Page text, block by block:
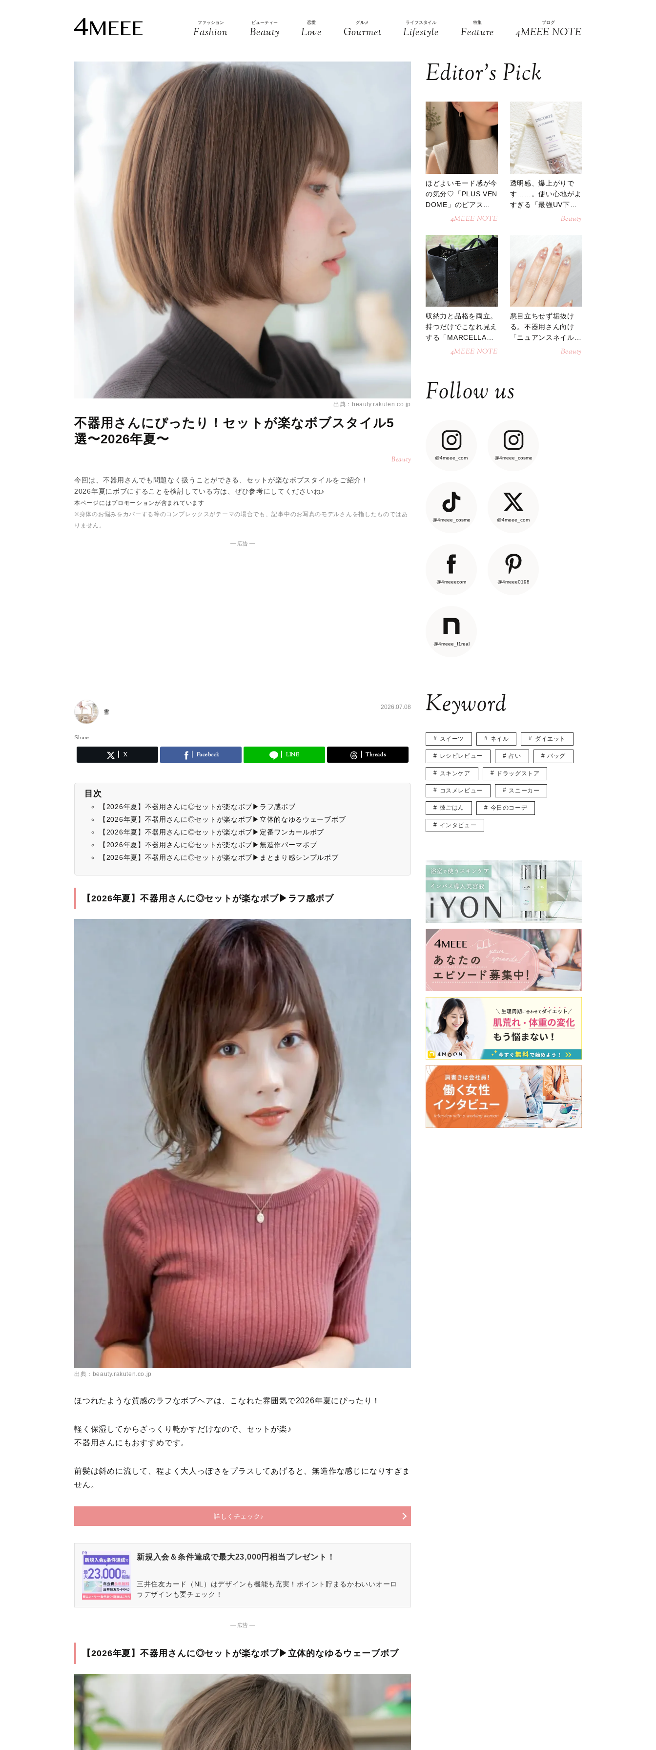
ファッション
Fashion
ビューティー
Beauty
恋愛
Love
グルメ
Gourmet
ライフスタイル
Lifestyle
特集
Feature
ブログ
4MEEE NOTE
出典：beauty.rakuten.co.jp
不器用さんにぴったり！セットが楽なボブスタイル5
選〜2026年夏〜
Beauty
今回は、不器用さんでも問題なく扱うことができる、セットが楽なボブスタイルをご紹介！
2026年夏にボブにすることを検討している方は、ぜひ参考にしてくださいね♪
本ページにはプロモーションが含まれています
※身体のお悩みをカバーする等のコンプレックスがテーマの場合でも、記事中のお写真のモデルさんを指したものではあ
りません。
― 広告 ―
雪
2026.07.08
Share
X Facebook LINE Threads
目次
【2026年夏】不器用さんに◎セットが楽なボブ▶ラフ感ボブ
【2026年夏】不器用さんに◎セットが楽なボブ▶立体的なゆるウェーブボブ
【2026年夏】不器用さんに◎セットが楽なボブ▶定番ワンカールボブ
【2026年夏】不器用さんに◎セットが楽なボブ▶無造作パーマボブ
【2026年夏】不器用さんに◎セットが楽なボブ▶まとまり感シンプルボブ
【2026年夏】不器用さんに◎セットが楽なボブ▶ラフ感ボブ
出典：beauty.rakuten.co.jp
ほつれたような質感のラフなボブヘアは、こなれた雰囲気で2026年夏にぴったり！
軽く保湿してからざっくり乾かすだけなので、セットが楽♪
不器用さんにもおすすめです。
前髪は斜めに流して、程よく大人っぽさをプラスしてあげると、無造作な感じになりすぎま
せん。
詳しくチェック♪
新規入会＆条件達成で最大23,000円相当プレゼント！
三井住友カード（NL）はデザインも機能も充実！ポイント貯まるかわいいオーロ
ラデザインも要チェック！
― 広告 ―
【2026年夏】不器用さんに◎セットが楽なボブ▶立体的なゆるウェーブボブ
Editor’s Pick
ほどよいモード感が今
の気分♡「PLUS VEN
DOME」のピアスが
4MEEE NOTE
透明感、爆上がりで
す……。使い心地がよ
すぎる「最強UV下
Beauty
収納力と品格を両立。
持つだけでこなれ見え
する「MARCELLAト
ートバッグ」4MEEE NOTE
悪目立ちせず垢抜け
る。不器用さん向け
「ニュアンスネイル」
Beauty
Follow us
@4meee_com @4meee_cosme
@4meee_cosme @4meee_com
@4meeecom @4meee0198
@4meee_f1real
Keyword
スイーツ ネイル ダイエット
レシピレビュー 占い バッグ
スキンケア ドラッグストア
コスメレビュー スニーカー
彼ごはん 今日のコーデ
インタビュー